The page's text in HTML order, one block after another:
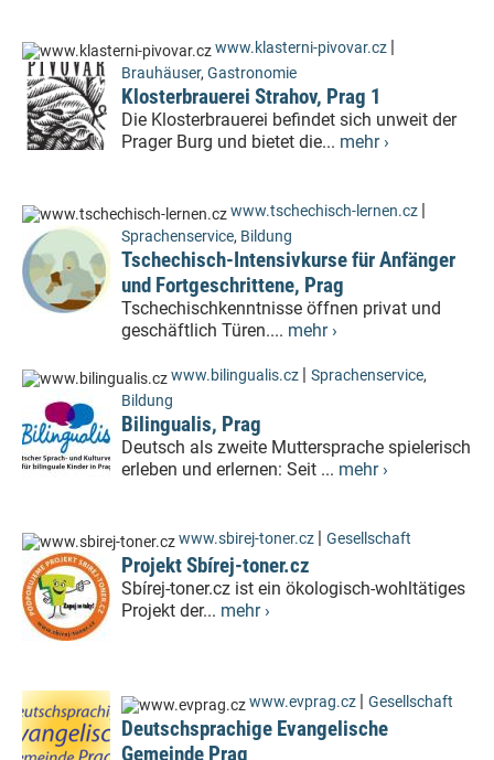
www.klasterni-pivovar.cz |
Brauhäuser, Gastronomie
Klosterbrauerei Strahov, Prag 1
Die Klosterbrauerei befindet sich unweit der
Prager Burg und bietet die... mehr ›
www.tschechisch-lernen.cz |
Sprachenservice, Bildung
Tschechisch-Intensivkurse für Anfänger
und Fortgeschrittene, Prag
Tschechischkenntnisse öffnen privat und
geschäftlich Türen.... mehr ›
www.bilingualis.cz | Sprachenservice,
Bildung
Bilingualis, Prag
Deutsch als zweite Muttersprache spielerisch
erleben und erlernen: Seit ... mehr ›
www.sbirej-toner.cz | Gesellschaft
Projekt Sbírej-toner.cz
Sbírej-toner.cz ist ein ökologisch-wohltätiges
Projekt der... mehr ›
www.evprag.cz | Gesellschaft
Deutschsprachige Evangelische
Gemeinde Prag